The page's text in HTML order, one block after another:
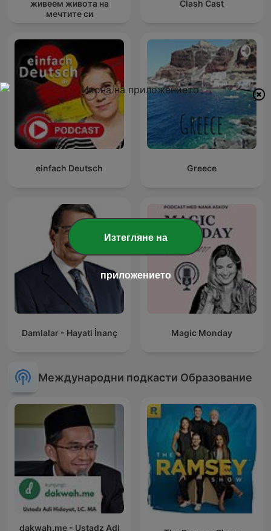
живеем живота на
мечтите си
Clash Cast
einfach Deutsch Greece
Damlalar - Hayati İnanç Magic Monday
Международни подкасти Образование
dakwah.me - Ustadz Adi
Изтегляне на
приложението